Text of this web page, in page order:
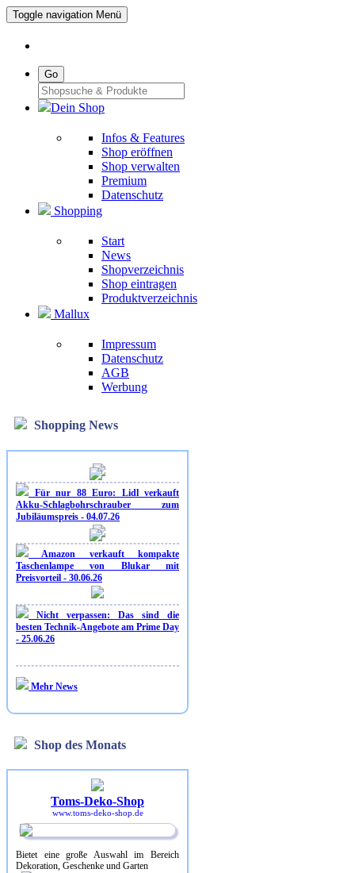
Toggle navigation Menü
Go
Dein Shop
Infos & Features
Shop eröffnen
Shop verwalten
Premium
Datenschutz
Shopping
Start
News
Shopverzeichnis
Shop eintragen
Produktverzeichnis
Mallux
Impressum
Datenschutz
AGB
Werbung
Shopping News
Für nur 88 Euro: Lidl verkauft
Akku-Schlagbohrschrauber zum
Jubiläumspreis - 04.07.26
Amazon verkauft kompakte
Taschenlampe von Blukar mit
Preisvorteil - 30.06.26
Nicht verpassen: Das sind die
besten Technik-Angebote am Prime Day
- 25.06.26
Mehr News
Shop des Monats
Toms-Deko-Shop
www.toms-deko-shop.de
Bietet eine große Auswahl im Bereich
Dekoration, Geschenke und Garten